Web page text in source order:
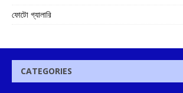
ফোটো গ্যালারি
CATEGORIES